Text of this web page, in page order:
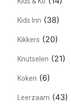
Kids Inn (38)
Kikkers (20)
Knutselen (21)
Koken (6)
Leerzaam (43)